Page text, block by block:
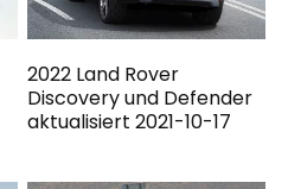
2022 Land Rover
Discovery und Defender
aktualisiert 2021-10-17